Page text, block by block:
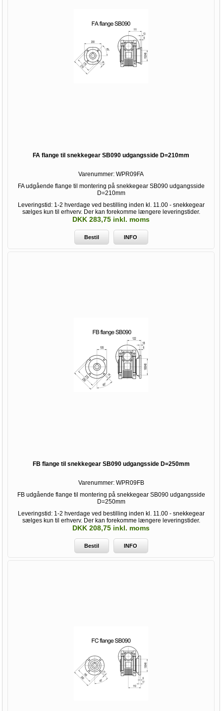
FA flange til snekkegear SB090 udgangsside D=210mm
Varenummer: WPR09FA
FA udgående flange til montering på snekkegear SB090 udgangsside
D=210mm
Leveringstid: 1-2 hverdage ved bestilling inden kl. 11.00 - snekkegear
sælges kun til erhverv. Der kan forekomme længere leveringstider.
DKK 283,75 inkl. moms
Bestil INFO
FB flange til snekkegear SB090 udgangsside D=250mm
Varenummer: WPR09FB
FB udgående flange til montering på snekkegear SB090 udgangsside
D=250mm
Leveringstid: 1-2 hverdage ved bestilling inden kl. 11.00 - snekkegear
sælges kun til erhverv. Der kan forekomme længere leveringstider.
DKK 208,75 inkl. moms
Bestil INFO